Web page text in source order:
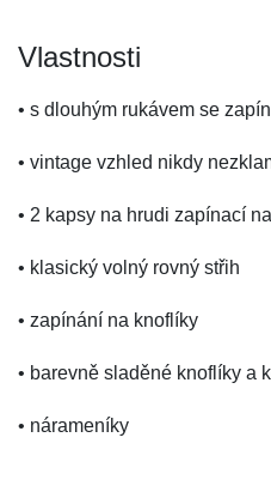
Vlastnosti
• s dlouhým rukávem se
• vintage vzhled nikdy
• 2 kapsy na hrudi zapínací
• klasický volný rovný střih
• zapínání na knoflíky
• barevně sladěné knoflíky a
• nárameníky